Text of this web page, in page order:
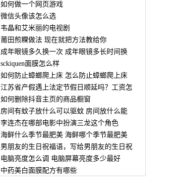
如何做一个网页游戏
微信头像该怎么选
韦晶和艾米丽的电视剧
莆田煎粿做法 现在就把方法教给你
成年眼镜多久换一次 成年眼镜多长时间换
sckiquen面膜怎么样
如何防止蟑螂爬上床 怎么防止蟑螂爬上床
江苏省产假遇上法定节假日顺延吗？工资怎
如何删除抖音主页的商品橱窗
房间有蚊子放什么可以驱蚊 房间放什么能
李连杰在哪部电影中扮演三龙这个角色
海鲜什么季节最肥美 海鲜哪个季节最肥美
男朋友的生日祝福语，写给男朋友的生日祝
电脑亮度怎么调 电脑屏幕亮度多少最好
中药美白面膜配方有哪些